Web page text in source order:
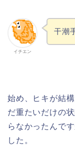
イチエン
干潮
始め、ヒキが結
だ重たいだけの
らなかったんで
した。